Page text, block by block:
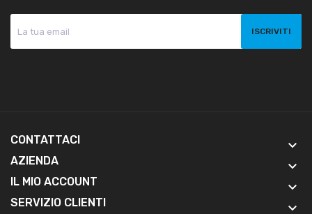
CONTATTACI keyboard_arrow_down
AZIENDA keyboard_arrow_down
IL MIO ACCOUNT keyboard_arrow_down
SERVIZIO CLIENTI keyboard_arrow_down